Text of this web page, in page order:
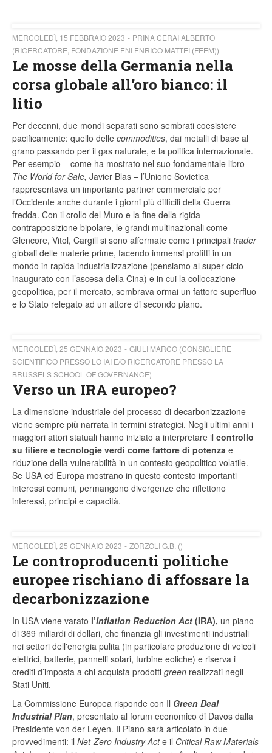
MERCOLEDÌ, 15 FEBBRAIO 2023
PRINA CERAI ALBERTO
(RICERCATORE, FONDAZIONE ENI ENRICO MATTEI (FEEM))
Le mosse della Germania nella
corsa globale all’oro bianco: il
litio
Per decenni, due mondi separati sono sembrati coesistere
pacificamente: quello delle commodities, dai metalli di base al
grano passando per il gas naturale, e la politica internazionale.
Per esempio – come ha mostrato nel suo fondamentale libro
The World for Sale, Javier Blas – l’Unione Sovietica
rappresentava un importante partner commerciale per
l’Occidente anche durante i giorni più difficili della Guerra
fredda. Con il crollo del Muro e la fine della rigida
contrapposizione bipolare, le grandi multinazionali come
Glencore, Vitol, Cargill si sono affermate come i principali trader
globali delle materie prime, facendo immensi profitti in un
mondo in rapida industrializzazione (pensiamo al super-ciclo
inaugurato con l’ascesa della Cina) e in cui la collocazione
geopolitica, per il mercato, sembrava ormai un fattore superfluo
e lo Stato relegato ad un attore di secondo piano.
MERCOLEDÌ, 25 GENNAIO 2023
GIULI MARCO (CONSIGLIERE
SCIENTIFICO PRESSO LO IAI E/O RICERCATORE PRESSO LA
BRUSSELS SCHOOL OF GOVERNANCE)
Verso un IRA europeo?
La dimensione industriale del processo di decarbonizzazione
viene sempre più narrata in termini strategici. Negli ultimi anni i
maggiori attori statuali hanno iniziato a interpretare il controllo
su filiere e tecnologie verdi come fattore di potenza e
riduzione della vulnerabilità in un contesto geopolitico volatile.
Se USA ed Europa mostrano in questo contesto importanti
interessi comuni, permangono divergenze che riflettono
interessi, principi e capacità.
MERCOLEDÌ, 25 GENNAIO 2023 ZORZOLI G.B. ()
Le controproducenti politiche
europee rischiano di affossare la
decarbonizzazione
In USA viene varato l’Inflation Reduction Act (IRA), un piano
di 369 miliardi di dollari, che finanzia gli investimenti industriali
nei settori dell'energia pulita (in particolare produzione di veicoli
elettrici, batterie, pannelli solari, turbine eoliche) e riserva i
crediti d’imposta a chi acquista prodotti green realizzati negli
Stati Uniti.
La Commissione Europea risponde con Il Green Deal
Industrial Plan, presentato al forum economico di Davos dalla
Presidente von der Leyen. Il Piano sarà articolato in due
provvedimenti: il Net-Zero Industry Act e il Critical Raw Materials